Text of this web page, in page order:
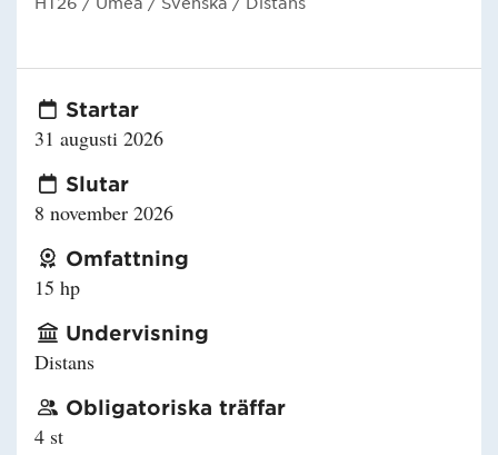
Startar
31 augusti 2026
Slutar
8 november 2026
Omfattning
15 hp
Undervisning
Distans
Obligatoriska träffar
4 st